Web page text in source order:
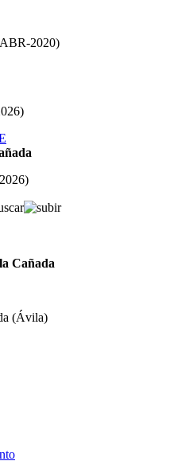
2020)
)
)
Cañada
(Ávila)